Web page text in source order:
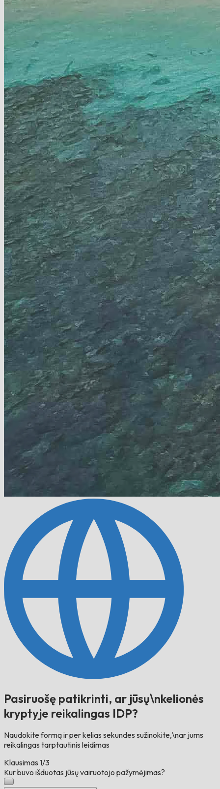
Pasiruošę patikrinti, ar jūsų\nkelionės
kryptyje reikalingas IDP?
Naudokite formą ir per kelias sekundes sužinokite,\nar jums
reikalingas tarptautinis leidimas
Klausimas 1/3
Kur buvo išduotas jūsų vairuotojo pažymėjimas?